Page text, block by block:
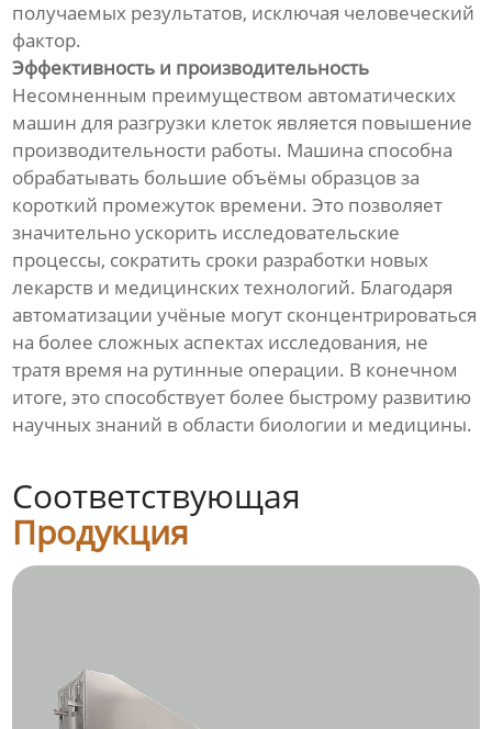
получаемых результатов, исключая человеческий
фактор.
Эффективность и производительность
Несомненным преимуществом автоматических
машин для разгрузки клеток является повышение
производительности работы. Машина способна
обрабатывать большие объёмы образцов за
короткий промежуток времени. Это позволяет
значительно ускорить исследовательские
процессы, сократить сроки разработки новых
лекарств и медицинских технологий. Благодаря
автоматизации учёные могут сконцентрироваться
на более сложных аспектах исследования, не
тратя время на рутинные операции. В конечном
итоге, это способствует более быстрому развитию
научных знаний в области биологии и медицины.
Соответствующая
Продукция